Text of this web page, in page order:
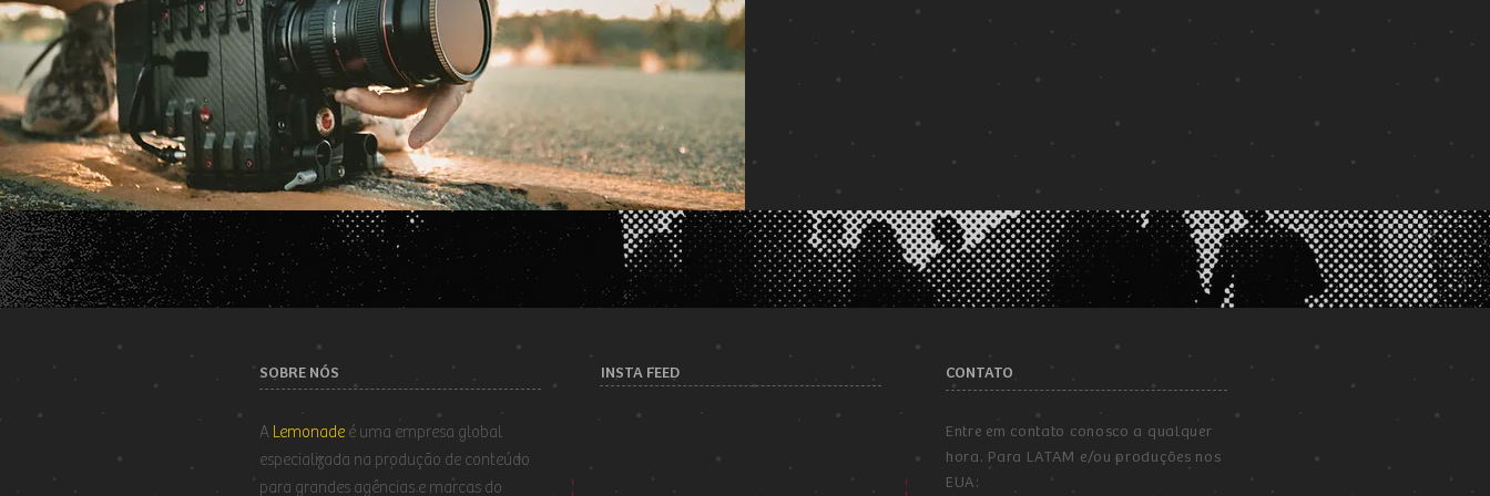
SOBRE NÓS INSTA FEED CONTATO
A Lemonade é uma empresa global
especializada na produção de conteúdo
para grandes agências e marcas do
Entre em contato conosco a qualquer
hora. Para LATAM e/ou produções nos
EUA: